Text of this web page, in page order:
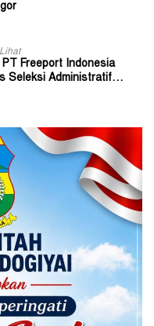
Freeport Indonesia
Seleksi Administratif